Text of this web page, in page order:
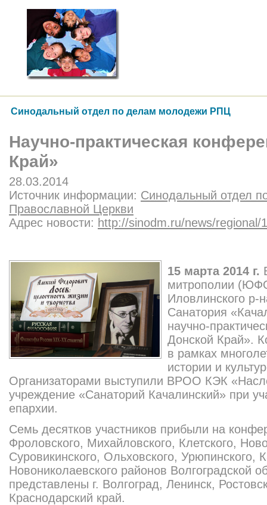
Синодальный отдел по делам молодежи РПЦ
Научно-практическая
Край»
28.03.2014
Источник информации: Синодальный отдел
Православной Церкви
Адрес новости: http://sinodm.ru/news/regional/
15 марта 2014 г.
митрополии
Иловлинского р-
Санатория
научно-
Донской Край».
в рамках
истории и
Организаторами выступили ВРОО КЭК
учреждение «Санаторий Качалинский» при
епархии.
Семь десятков участников прибыли на
Фроловского, Михайловского, Клетского,
Суровикинского, Ольховского, Урюпинского,
Новониколаевского районов Волгоградской
представлены г. Волгоград, Ленинск,
Краснодарский край.